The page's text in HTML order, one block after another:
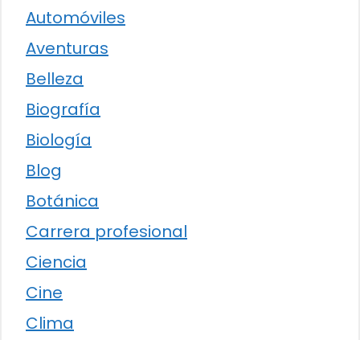
Automóviles
Aventuras
Belleza
Biografía
Biología
Blog
Botánica
Carrera profesional
Ciencia
Cine
Clima